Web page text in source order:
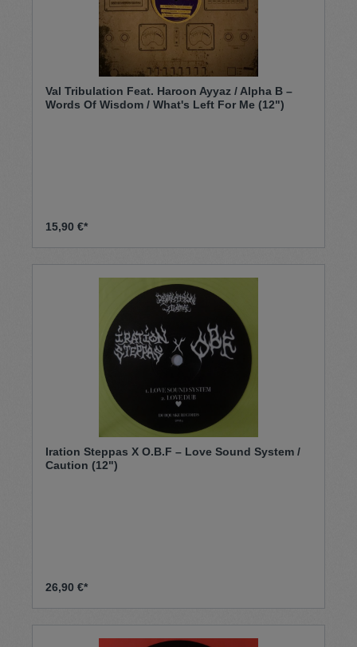
Val Tribulation Feat. Haroon Ayyaz / Alpha B –
Words Of Wisdom / What's Left For Me (12")
15,90 €*
Iration Steppas X O.B.F – Love Sound System /
Caution (12")
26,90 €*